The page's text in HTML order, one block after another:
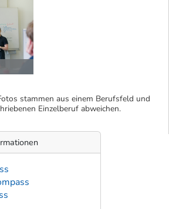
stammen aus einem Berufsfeld und
Einzelberuf abweichen.